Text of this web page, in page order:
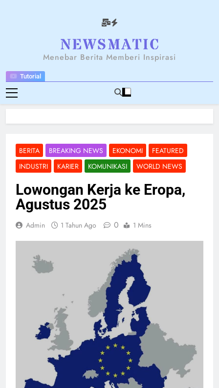
Tutorial
NEWSANTARA
Menebar Berita Memberi Inspirasi
BERITA BREAKING NEWS EKONOMI
FEATURED
INDUSTRI
KARIER KOMUNIKASI WORLD NEWS
Lowongan Kerja ke Eropa,
Agustus 2025
Admin 1 Tahun Ago 0 1 Mins